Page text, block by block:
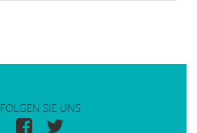
FOLGEN SIE UNS